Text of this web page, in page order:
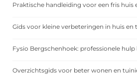
Praktische handleiding voor een fris huis
Gids voor kleine verbeteringen in huis en
Fysio Bergschenhoek: professionele hulp
Overzichtsgids voor beter wonen en